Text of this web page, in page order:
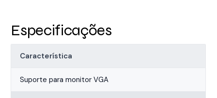
Especificações
Característica
Suporte para monitor VGA